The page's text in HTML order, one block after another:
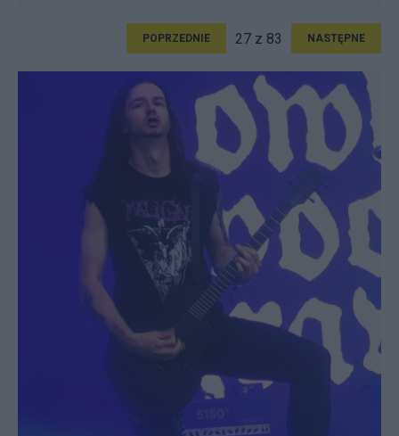
POPRZEDNIE 27 z 83 NASTĘPNE